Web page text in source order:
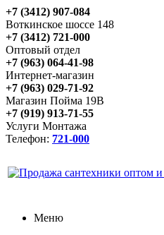
+7 (3412) 907-084
Воткинское шоссе 148
+7 (3412) 721-000
Оптовый отдел
+7 (963) 064-41-98
Интернет-магазин
+7 (963) 029-71-92
Магазин Пойма 19В
+7 (919) 913-71-55
Услуги Монтажа
Телефон: 721-000
Меню